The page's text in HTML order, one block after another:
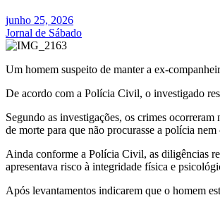
junho 25, 2026
Jornal de Sábado
Um homem suspeito de manter a ex-
De acordo com a Polícia Civil, o investigado
Segundo as investigações, os crimes
de morte para que não procurasse a polícia nem
Ainda conforme a Polícia Civil, as diligências
apresentava risco à integridade física e
Após levantamentos indicarem que o homem